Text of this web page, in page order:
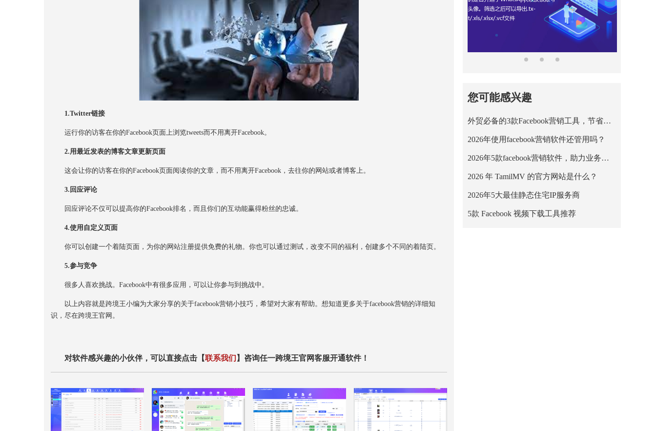
1.Twitter链接
运行你的访客在你的Facebook页面上浏览tweets而不用离开Facebook。
2.用最近发表的博客文章更新页面
这会让你的访客在你的Facebook页面阅读你的文章，而不用离开Facebook，去往你的网站或者博客上。
3. 回应评论
回应评论不仅可以提高你的Facebook排名，而且你们的互动能赢得粉丝的忠诚。
4.使用自定义页面
你可以创建一个着陆页面，为你的网站注册提供免费的礼物。你也可以通过测试，改变不同的福利，创建多个不同的着陆页。
5.参与竞争
很多人喜欢挑战。Facebook中有很多应用，可以让你参与到挑战中。
以上内容就是跨境王小编为大家分享的关于facebook营销小技巧，希望对大家有帮助。想知道更多关于facebook营销的详细知
识，尽在跨境王官网。
对软件感兴趣的小伙伴，可以直接点击【联系我们 】咨询任一跨境王官网客服开通软件！
您可能感兴趣
外贸必备的3款Facebook营销工具，节省营销成本！
2026年使用facebook营销软件还管用吗？
2026年5款facebook营销软件，助力业务平稳运行！
2026 年 TamilMV 的官方网站是什么？
2026年5大最佳静态住宅IP服务商
5款 Facebook 视频下载工具推荐